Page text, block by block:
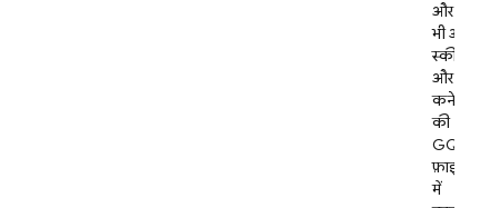
और जब
भी अपने
स्कीमा
और
कनेक्टर
की
GQL
फ़ाइलों
में